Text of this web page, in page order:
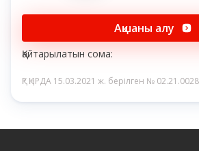
Ақшаны алу
Қайтарылатын сома:
ҚР ҚНРДА 15.03.2021 ж. берілген №